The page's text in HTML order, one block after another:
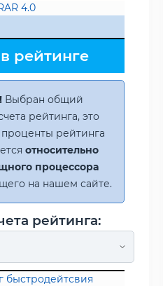
4.0
рейтинге
Выбран общий
рейтинга, это
проценты рейтинга
относительно
процессора
на нашем сайте.
рейтинга: